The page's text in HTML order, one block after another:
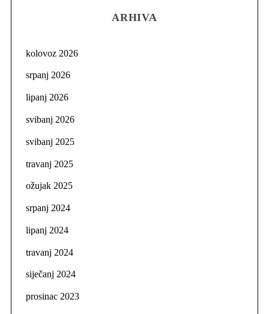
ARHIVA
kolovoz 2026
srpanj 2026
lipanj 2026
svibanj 2026
svibanj 2025
travanj 2025
ožujak 2025
srpanj 2024
lipanj 2024
travanj 2024
siječanj 2024
prosinac 2023